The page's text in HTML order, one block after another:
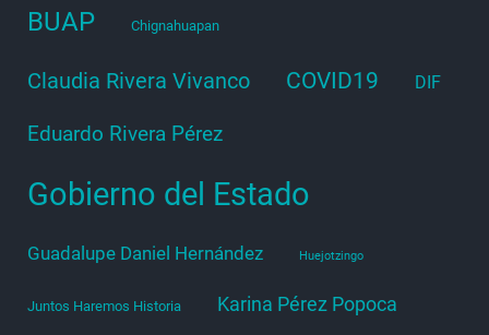
BUAP Chignahuapan
Claudia Rivera Vivanco COVID19 DIF
Eduardo Rivera Pérez
Gobierno del Estado
Guadalupe Daniel Hernández Huejotzingo
Juntos Haremos Historia Karina Pérez Popoca